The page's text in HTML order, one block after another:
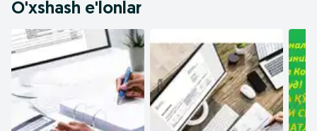
O'xshash e'lonlar